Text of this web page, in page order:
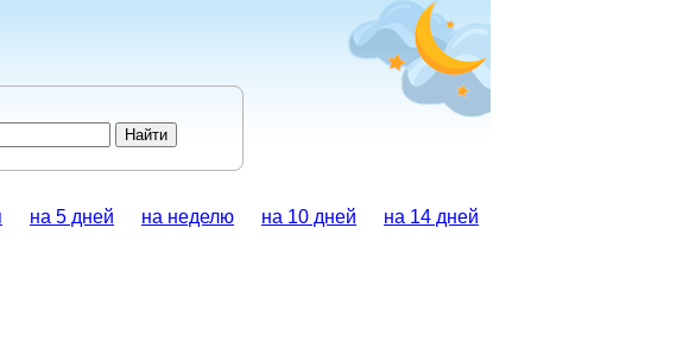
на 5 дней на неделю на 10 дней на 14 дней